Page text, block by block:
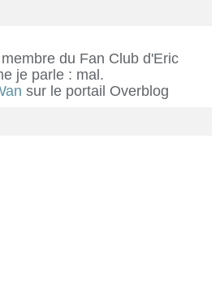
du Fan Club d'Eric
je parle : mal.
sur le portail Overblog